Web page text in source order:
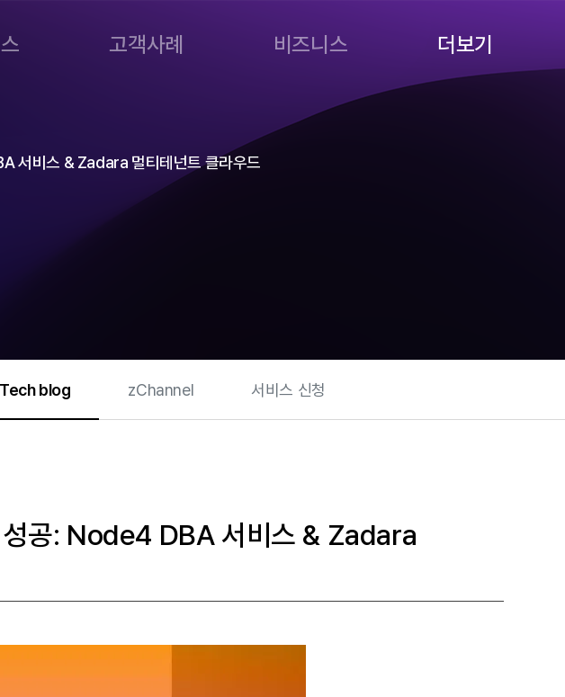
고객사례 비즈니스 더보기
서비스 & Zadara 멀티테넌트 클라우드
Tech blog zChannel 서비스 신청
성공: Node4 DBA 서비스 & Zadara